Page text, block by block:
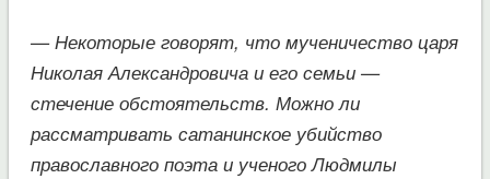
— Некоторые говорят, что мученичество царя
Николая Александровича и его семьи —
стечение обстоятельств. Можно ли
рассматривать сатанинское убийство
православного поэта и ученого Людмилы